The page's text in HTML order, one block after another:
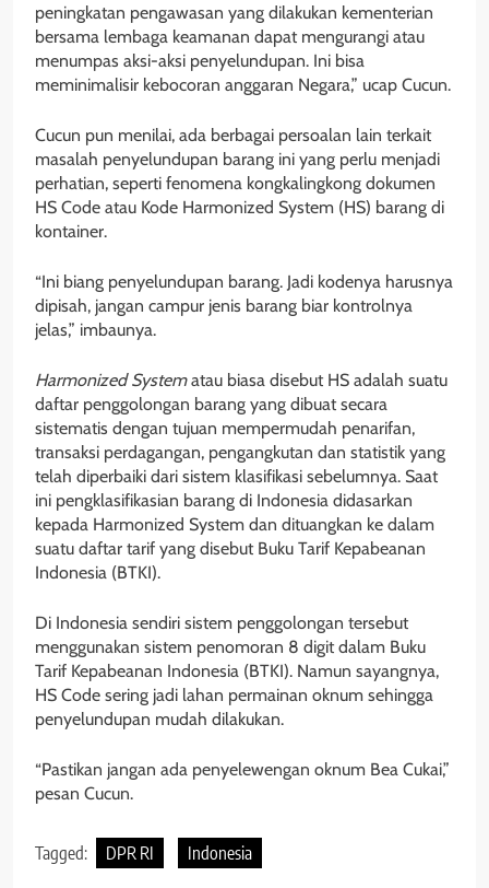
peningkatan pengawasan yang dilakukan kementerian
bersama lembaga keamanan dapat mengurangi atau
menumpas aksi-aksi penyelundupan. Ini bisa
meminimalisir kebocoran anggaran Negara,” ucap Cucun.
Cucun pun menilai, ada berbagai persoalan lain terkait
masalah penyelundupan barang ini yang perlu menjadi
perhatian, seperti fenomena kongkalingkong dokumen
HS Code atau Kode Harmonized System (HS) barang di
kontainer.
“Ini biang penyelundupan barang. Jadi kodenya harusnya
dipisah, jangan campur jenis barang biar kontrolnya
jelas,” imbaunya.
Harmonized Systematau biasa disebut HS adalah suatu
daftar penggolongan barang yang dibuat secara
sistematis dengan tujuan mempermudah penarifan,
transaksi perdagangan, pengangkutan dan statistik yang
telah diperbaiki dari sistem klasifikasi sebelumnya. Saat
ini pengklasifikasian barang di Indonesia didasarkan
kepada Harmonized System dan dituangkan ke dalam
suatu daftar tarif yang disebut Buku Tarif Kepabeanan
Indonesia (BTKI).
Di Indonesia sendiri sistem penggolongan tersebut
menggunakan sistem penomoran 8 digit dalam Buku
Tarif Kepabeanan Indonesia (BTKI). Namun sayangnya,
HS Code sering jadi lahan permainan oknum sehingga
penyelundupan mudah dilakukan.
“Pastikan jangan ada penyelewengan oknum Bea Cukai,”
pesan Cucun.
Tagged: DPR RI Indonesia